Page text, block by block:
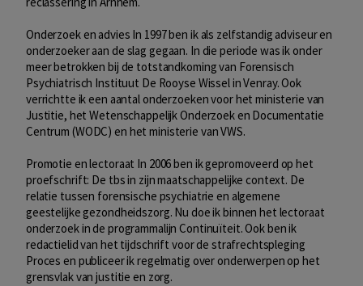
Onderzoek en advies In 1997 ben ik als zelfstandig adviseur en
onderzoeker aan de slag gegaan. In die periode was ik onder
meer betrokken bij de totstandkoming van Forensisch
Psychiatrisch Instituut De Rooyse Wissel in Venray. Ook
verrichtte ik een aantal onderzoeken voor het ministerie van
Justitie, het Wetenschappelijk Onderzoek en Documentatie
Centrum (WODC) en het ministerie van VWS.
Promotie en lectoraat In 2006 ben ik gepromoveerd op het
proefschrift: De tbs in zijn maatschappelijke context. De
relatie tussen forensische psychiatrie en algemene
geestelijke gezondheidszorg. Nu doe ik binnen het lectoraat
onderzoek in de programmalijn Continuïteit. Ook ben ik
redactielid van het tijdschrift voor de strafrechtspleging
Proces en publiceer ik regelmatig over onderwerpen op het
grensvlak van justitie en zorg.